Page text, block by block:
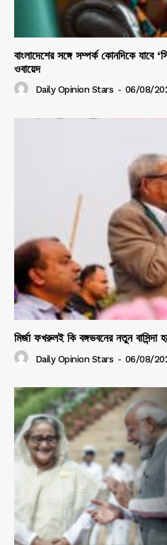
বাংলাদেশের সঙ্গে সম্পর্ক কোনদিকে যাবে
ওবায়েদ
Daily Opinion Stars - 06/08/
মির্জা ফখরুলই কি বঙ্গভবনের নতুন বাসিন্দা
Daily Opinion Stars - 06/08/